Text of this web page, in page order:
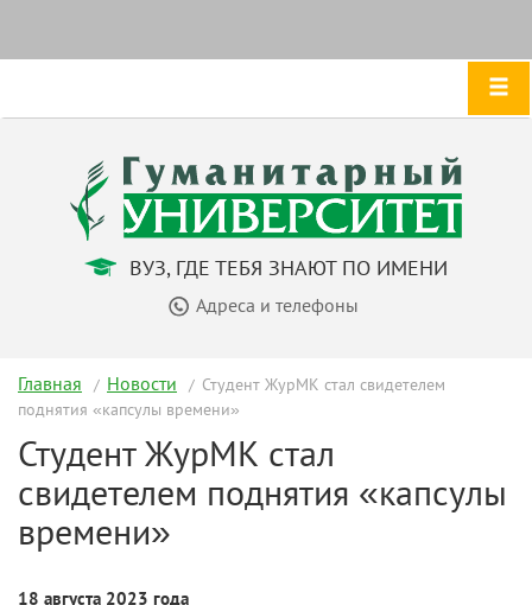
ВУЗ, ГДЕ ТЕБЯ ЗНАЮТ ПО ИМЕНИ
Адреса и телефоны
Главная Новости
Студент ЖурМК стал свидетелем
поднятия «капсулы времени»
Студент ЖурМК стал
свидетелем поднятия «капсулы
времени»
18 августа 2023 года